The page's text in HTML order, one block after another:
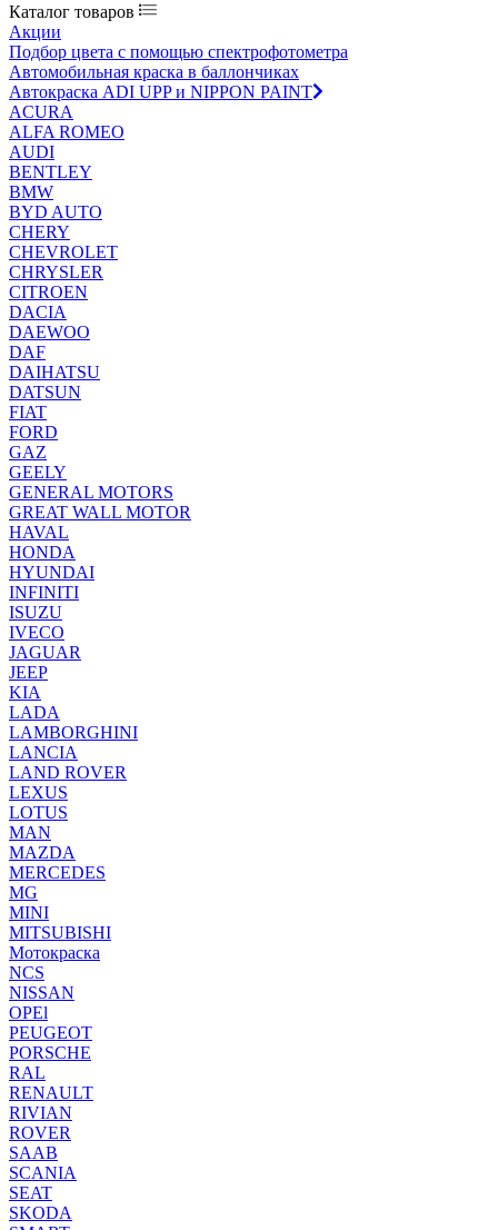
Каталог товаров
Акции
Подбор цвета с помощью спектрофотометра
Автомобильная краска в баллончиках
Автокраска ADI UPP и NIPPON PAINT
ACURA
ALFA ROMEO
AUDI
BENTLEY
BMW
BYD AUTO
CHERY
CHEVROLET
CHRYSLER
CITROEN
DACIA
DAEWOO
DAF
DAIHATSU
DATSUN
FIAT
FORD
GAZ
GEELY
GENERAL MOTORS
GREAT WALL MOTOR
HAVAL
HONDA
HYUNDAI
INFINITI
ISUZU
IVECO
JAGUAR
JEEP
KIA
LADA
LAMBORGHINI
LANCIA
LAND ROVER
LEXUS
LOTUS
MAN
MAZDA
MERCEDES
MG
MINI
MITSUBISHI
Мотокраска
NCS
NISSAN
OPEl
PEUGEOT
PORSCHE
RAL
RENAULT
RIVIAN
ROVER
SAAB
SCANIA
SEAT
SKODA